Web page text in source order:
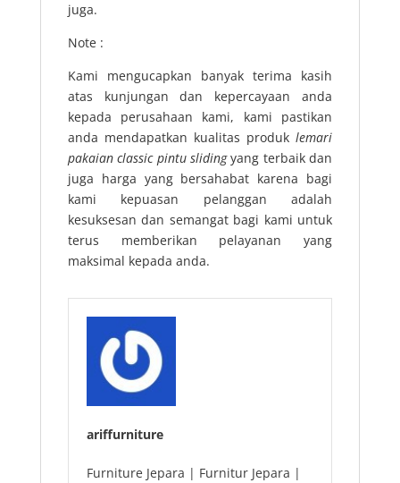
juga.
Note :
Kami mengucapkan banyak terima kasih
atas kunjungan dan kepercayaan anda
kepada perusahaan kami, kami pastikan
anda mendapatkan kualitas produklemari
pakaian classic pintu slidingyang terbaik dan
juga harga yang bersahabat karena bagi
kami kepuasan pelanggan adalah
kesuksesan dan semangat bagi kami untuk
terus memberikan pelayanan yang
maksimal kepada anda.
ariffurniture
Furniture Jepara | Furnitur Jepara |